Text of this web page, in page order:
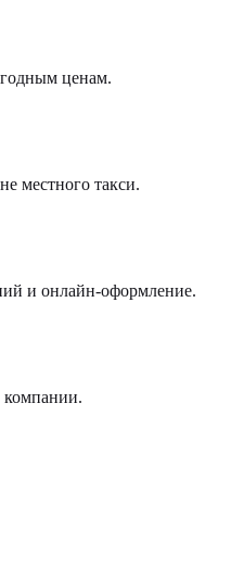
ценам.
местного такси.
и онлайн-оформление.
компании.